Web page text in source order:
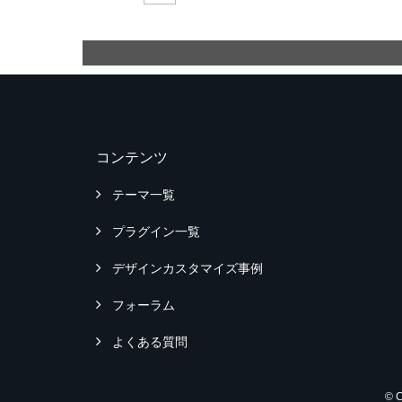
コンテンツ
テーマ一覧
プラグイン一覧
デザインカスタマイズ事例
フォーラム
よくある質問
©